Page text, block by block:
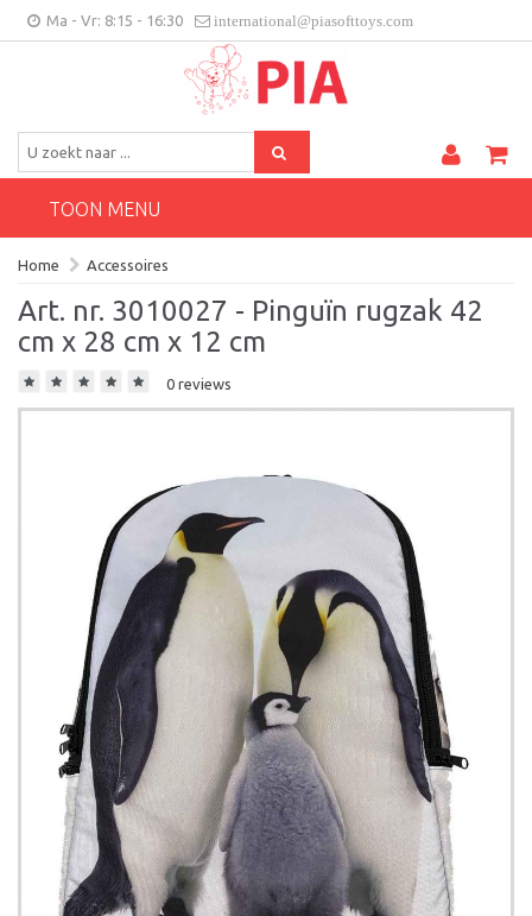
Ma - Vr: 8:15 - 16:30 international@piasofttoys.com
Klantenfeedback
BE/NL
TOON MENU
Home Accessoires
Art. nr. 3010027 - Pinguïn rugzak 42
cm x 28 cm x 12 cm
0 reviews